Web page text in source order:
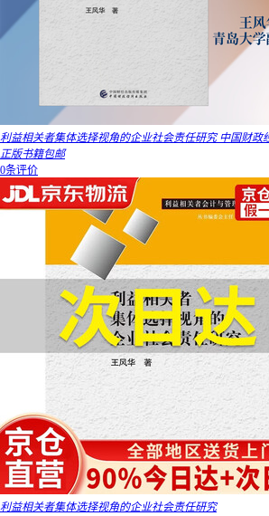
利益相关者集体选择视角的企业社会责任研究 中国财政
正版书籍包邮
0条评价
利益相关者集体选择视角的企业社会责任研究